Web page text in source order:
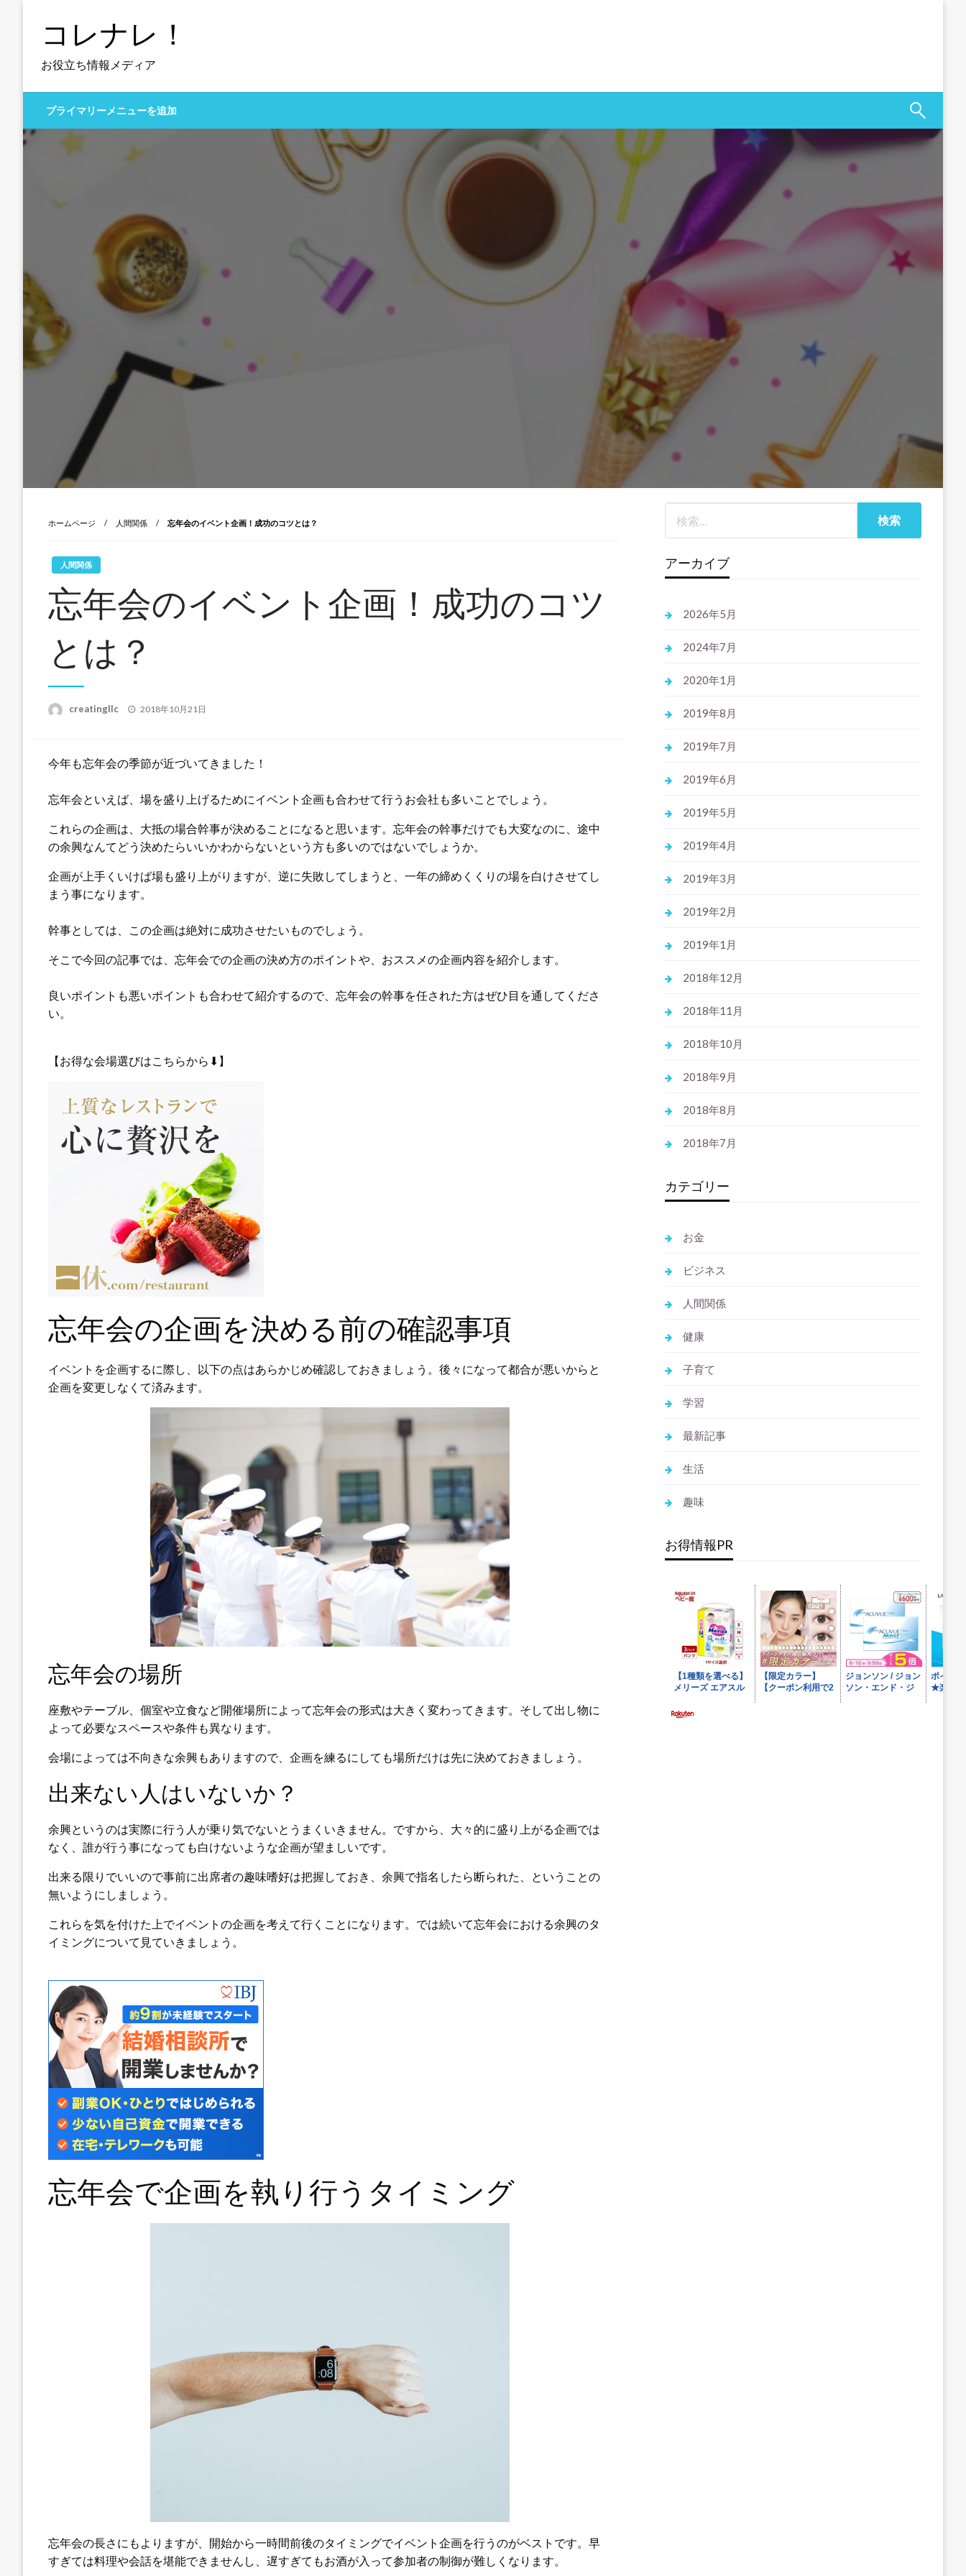
コレナレ！
お役立ち情報メディア
プライマリーメニューを追加
ホームページ 人間関係 忘年会のイベント企画！成功のコツとは？
人間関係
忘年会のイベント企画！成功のコツ
とは？
creatingllc
投
2018年10月21日
今年も忘年会の季節が近づいてきました！
忘年会といえば、場を盛り上げるためにイベント企画も合わせて行うお会社も多いことでしょう。
これらの企画は、大抵の場合幹事が決めることになると思います。忘年会の幹事だけでも大変なのに、途中
の余興なんてどう決めたらいいかわからないという方も多いのではないでしょうか。
企画が上手くいけば場も盛り上がりますが、逆に失敗してしまうと、一年の締めくくりの場を白けさせてし
まう事になります。
幹事としては、この企画は絶対に成功させたいものでしょう。
そこで今回の記事では、忘年会での企画の決め方のポイントや、おススメの企画内容を紹介します。
良いポイントも悪いポイントも合わせて紹介するので、忘年会の幹事を任された方はぜひ目を通してくださ
い。
【お得な会場選びはこちらから⬇︎】
忘年会の企画を決める前の確認事項
イベントを企画するに際し、以下の点はあらかじめ確認しておきましょう。後々になって都合が悪いからと
企画を変更しなくて済みます。
忘年会の場所
座敷やテーブル、個室や立食など開催場所によって忘年会の形式は大きく変わってきます。そして出し物に
よって必要なスペースや条件も異なります。
会場によっては不向きな余興もありますので、企画を練るにしても場所だけは先に決めておきましょう。
出来ない人はいないか？
余興というのは実際に行う人が乗り気でないとうまくいきません。ですから、大々的に盛り上がる企画では
なく、誰が行う事になっても白けないような企画が望ましいです。
出来る限りでいいので事前に出席者の趣味嗜好は把握しておき、余興で指名したら断られた、ということの
無いようにしましょう。
これらを気を付けた上でイベントの企画を考えて行くことになります。では続いて忘年会における余興のタ
イミングについて見ていきましょう。
忘年会で企画を執り行うタイミング
忘年会の長さにもよりますが、開始から一時間前後のタイミングでイベント企画を行うのがベストです。早
すぎては料理や会話を堪能できませんし、遅すぎてもお酒が入って参加者の制御が難しくなります。
アーカイブ
2026年5月
2024年7月
2020年1月
2019年8月
2019年7月
2019年6月
2019年5月
2019年4月
2019年3月
2019年2月
2019年1月
2018年12月
2018年11月
2018年10月
2018年9月
2018年8月
2018年7月
カテゴリー
お金
ビジネス
人間関係
健康
子育て
学習
最新記事
生活
趣味
お得情報PR